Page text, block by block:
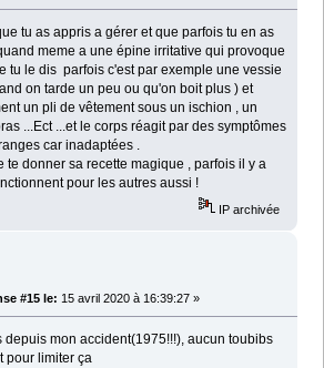
tu as appris a gérer et que parfois tu en as
meme a une épine irritative qui provoque
tu le dis parfois c'est par exemple une vessie
on tarde un peu ou qu'on boit plus ) et
un pli de vêtement sous un ischion , un
...Ect ...et le corps réagit par des symptômes
car inadaptées .
te donner sa recette magique , parfois il y a
pour les autres aussi !
IP archivée
#15 le: 15 avril 2020 à 16:39:27 »
depuis mon accident(1975!!!), aucun toubibs
pour limiter ça